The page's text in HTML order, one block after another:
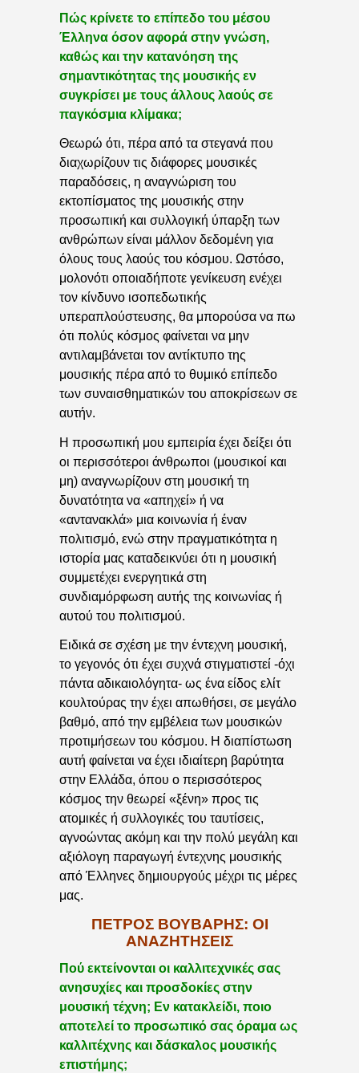
Πώς κρίνετε το επίπεδο του μέσου
Έλληνα όσον αφορά στην γνώση,
καθώς και την κατανόηση της
σημαντικότητας της μουσικής εν
συγκρίσει με τους άλλους λαούς σε
παγκόσμια κλίμακα;
Θεωρώ ότι, πέρα από τα στεγανά που
διαχωρίζουν τις διάφορες μουσικές
παραδόσεις, η αναγνώριση του
εκτοπίσματος της μουσικής στην
προσωπική και συλλογική ύπαρξη των
ανθρώπων είναι μάλλον δεδομένη για
όλους τους λαούς του κόσμου. Ωστόσο,
μολονότι οποιαδήποτε γενίκευση ενέχει
τον κίνδυνο ισοπεδωτικής
υπεραπλούστευσης, θα μπορούσα να πω
ότι πολύς κόσμος φαίνεται να μην
αντιλαμβάνεται τον αντίκτυπο της
μουσικής πέρα από το θυμικό επίπεδο
των συναισθηματικών του αποκρίσεων σε
αυτήν.
Η προσωπική μου εμπειρία έχει δείξει ότι
οι περισσότεροι άνθρωποι (μουσικοί και
μη) αναγνωρίζουν στη μουσική τη
δυνατότητα να «απηχεί» ή να
«αντανακλά» μια κοινωνία ή έναν
πολιτισμό, ενώ στην πραγματικότητα η
ιστορία μας καταδεικνύει ότι η μουσική
συμμετέχει ενεργητικά στη
συνδιαμόρφωση αυτής της κοινωνίας ή
αυτού του πολιτισμού.
Ειδικά σε σχέση με την έντεχνη μουσική,
το γεγονός ότι έχει συχνά στιγματιστεί -όχι
πάντα αδικαιολόγητα- ως ένα είδος ελίτ
κουλτούρας την έχει απωθήσει, σε μεγάλο
βαθμό, από την εμβέλεια των μουσικών
προτιμήσεων του κόσμου. Η διαπίστωση
αυτή φαίνεται να έχει ιδιαίτερη βαρύτητα
στην Ελλάδα, όπου ο περισσότερος
κόσμος την θεωρεί «ξένη» προς τις
ατομικές ή συλλογικές του ταυτίσεις,
αγνοώντας ακόμη και την πολύ μεγάλη και
αξιόλογη παραγωγή έντεχνης μουσικής
από Έλληνες δημιουργούς μέχρι τις μέρες
μας.
ΠΈΤΡΟΣ ΒΟΎΒΑΡΗΣ: ΟΙ
ΑΝΑΖΗΤΉΣΕΙΣ
Πού εκτείνονται οι καλλιτεχνικές σας
ανησυχίες και προσδοκίες στην
μουσική τέχνη; Εν κατακλείδι, ποιο
αποτελεί το προσωπικό σας όραμα ως
καλλιτέχνης και δάσκαλος μουσικής
επιστήμης;